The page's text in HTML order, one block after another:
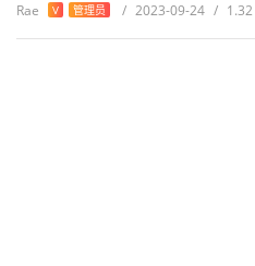
Rae V 管理员 / 2023-09-24 /